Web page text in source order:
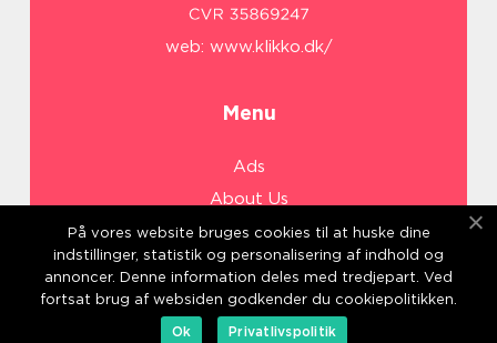
web: www.klikko.dk/
Menu
Ads
About Us
Cookies
Contact
Sitemap
På vores website bruges cookies til at huske dine
indstillinger, statistik og personalisering af indhold og
annoncer. Denne information deles med tredjepart. Ved
fortsat brug af websiden godkender du cookiepolitikken.
Ok
Privatlivspolitik